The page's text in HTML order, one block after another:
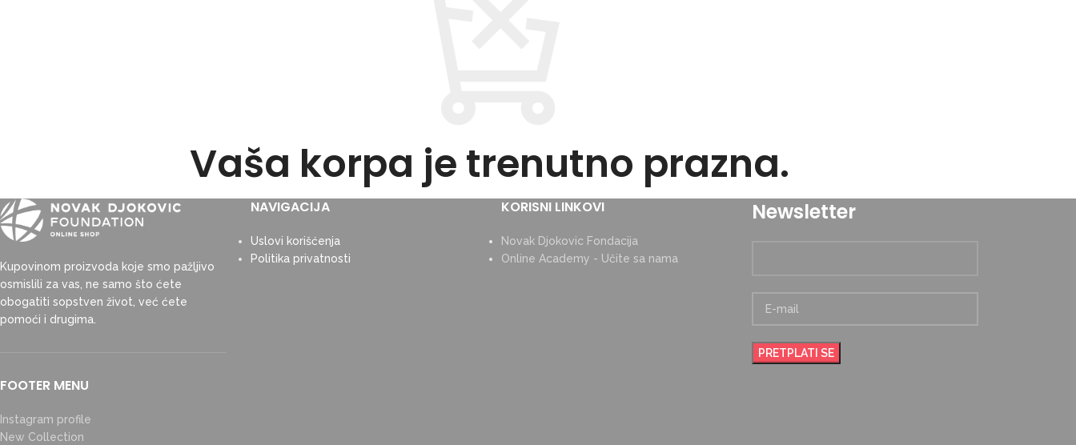
Vaša korpa je trenutno prazna.
Kupovinom proizvoda koje smo pažljivo
osmislili za vas, ne samo što ćete
obogatiti sopstven život, već ćete
pomoći i drugima.
FOOTER MENU
Instagram profile
New Collection
NAVIGACIJA
Uslovi korišćenja
Politika privatnosti
KORISNI LINKOVI
Novak Djokovic Fondacija
Online Academy - Učite sa nama
Newsletter